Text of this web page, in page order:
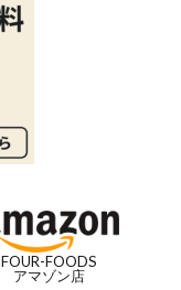
FOUR-FOODS
アマゾン店